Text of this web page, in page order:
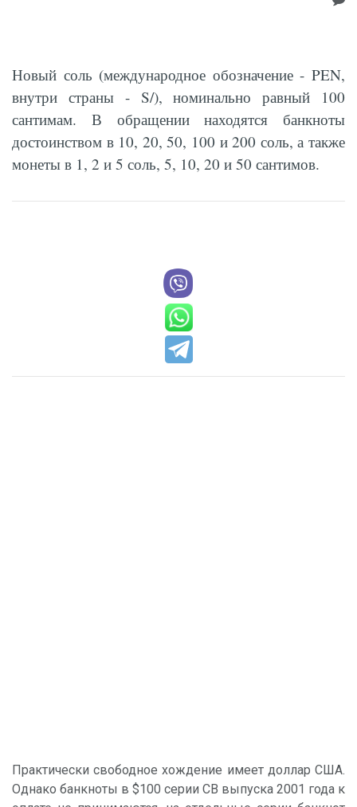
Новый соль (международное обозначение - PEN,
внутри страны - S/), номинально равный 100
сантимам. В обращении находятся банкноты
достоинством в 10, 20, 50, 100 и 200 соль, а также
монеты в 1, 2 и 5 соль, 5, 10, 20 и 50 сантимов.
Практически свободное хождение имеет доллар США.
Однако банкноты в $100 серии CB выпуска 2001 года к